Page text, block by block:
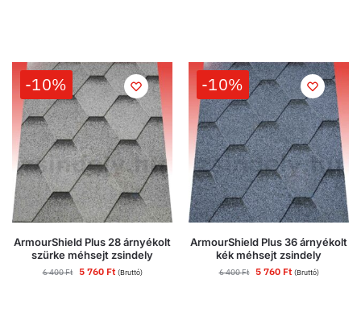
-10%
ArmourShield Plus 28 árnyékolt
szürke méhsejt zsindely
6 400Ft 5 760 Ft (Bruttó)
-10%
ArmourShield Plus 36 árnyékolt
kék méhsejt zsindely
6 400Ft 5 760 Ft (Bruttó)